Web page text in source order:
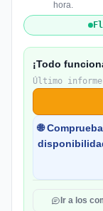
hora.
¡Todo
Último
🌐
Ir a los